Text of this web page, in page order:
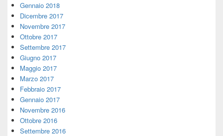
Gennaio 2018
Dicembre 2017
Novembre 2017
Ottobre 2017
Settembre 2017
Giugno 2017
Maggio 2017
Marzo 2017
Febbraio 2017
Gennaio 2017
Novembre 2016
Ottobre 2016
Settembre 2016